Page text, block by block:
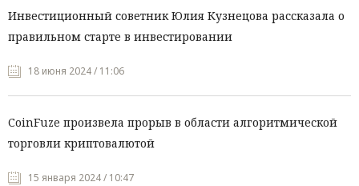
Инвестиционный советник Юлия Кузнецова рассказала о
правильном старте в инвестировании
18 июня 2024 / 11:06
CoinFuze произвела прорыв в области алгоритмической
торговли криптовалютой
15 января 2024 / 10:47